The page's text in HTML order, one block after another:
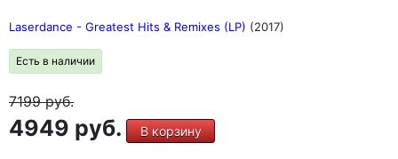
Laserdance - Greatest Hits & Remixes (LP) (2017)
Есть в наличии
7199руб.
4949 руб. В корзину